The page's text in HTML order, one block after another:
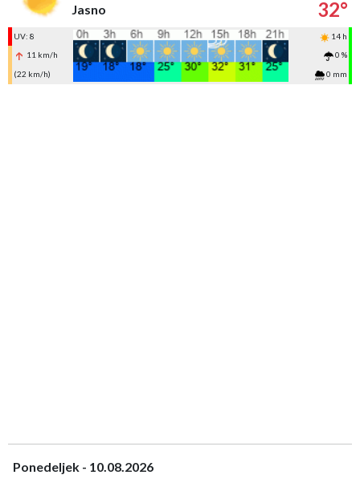
Jasno
32°
UV: 8
14 h
11 km/h
0 %
(22 km/h)
0 mm
Ponedeljek - 10.08.2026